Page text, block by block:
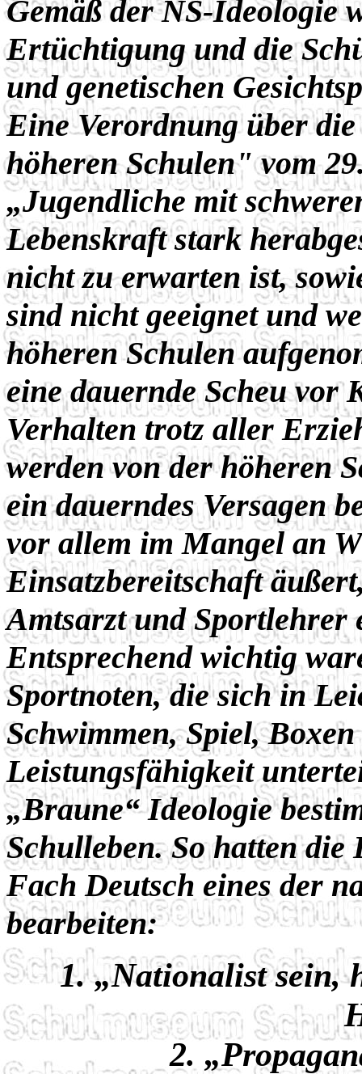
Gemäß der NS-Ideologie
Ertüchtigung und die
und genetischen
Eine Verordnung über
höheren Schulen" vom
„Jugendliche mit
Lebenskraft stark
nicht zu erwarten ist,
sind nicht geeignet und
höheren Schulen
eine dauernde Scheu vor
Verhalten trotz aller
werden von der höheren
ein dauerndes Versagen
vor allem im Mangel an
Einsatzbereitschaft
Amtsarzt und Sportlehrer
Entsprechend wichtig
Sportnoten, die sich in
Schwimmen, Spiel,
Leistungsfähigkeit
„Braune“ Ideologie
Schulleben. So hatten
Fach Deutsch eines der
bearbeiten:
1. „Nationalist sein,
2.